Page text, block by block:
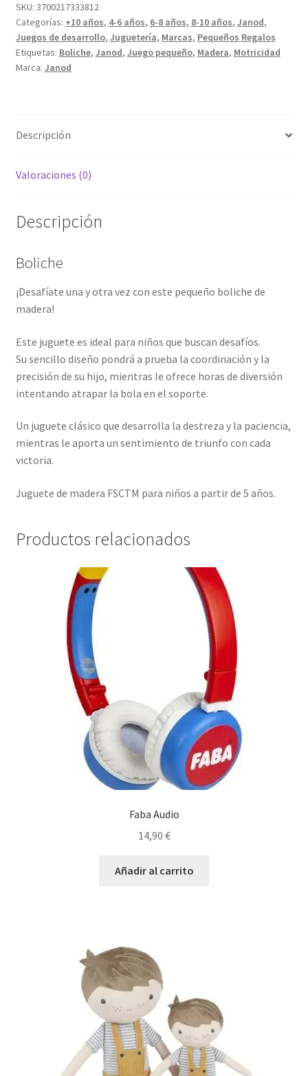
SKU: 3700217333812
Categorías: +10 años, 4-6 años, 6-8 años, 8-10 años, Janod,
Juegos de desarrollo, Juguetería, Marcas, Pequeños Regalos
Etiquetas: Boliche, Janod, Juego pequeño, Madera, Motricidad
Marca: Janod
Descripción
Valoraciones (0)
Descripción
Boliche
¡Desafíate una y otra vez con este pequeño boliche de
madera!
Este juguete es ideal para niños que buscan desafíos.
Su sencillo diseño pondrá a prueba la coordinación y la
precisión de su hijo, mientras le ofrece horas de diversión
intentando atrapar la bola en el soporte.
Un juguete clásico que desarrolla la destreza y la paciencia,
mientras le aporta un sentimiento de triunfo con cada
victoria.
Juguete de madera FSCTM para niños a partir de 5 años.
Productos relacionados
Faba Audio
14,90 €
Añadir al carrito